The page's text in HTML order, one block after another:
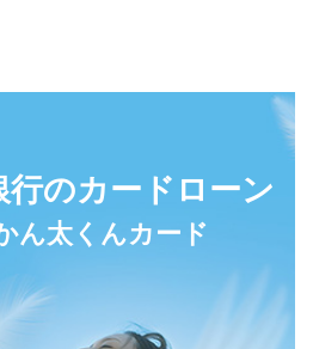
行のカードローン
ん太くんカード